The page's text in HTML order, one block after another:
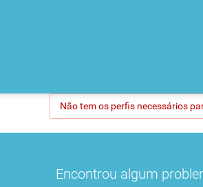
Não tem os perfis necessários
Encontrou algum